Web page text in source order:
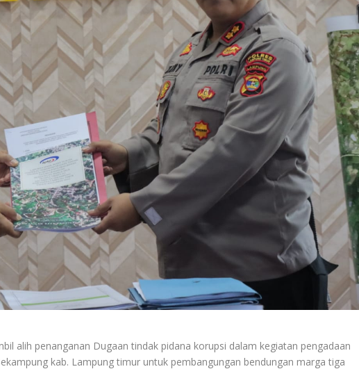
alih penanganan Dugaan tindak pidana korupsi dalam kegiatan pengadaan
kab. Lampung timur untuk pembangungan bendungan marga tiga